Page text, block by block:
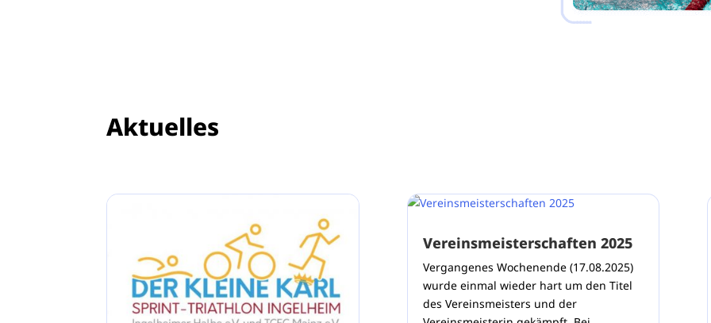
Aktuelles
Vereinsmeisterschaften 2025
Vergangenes Wochenende (17.08.2025)
wurde einmal wieder hart um den Titel
des Vereinsmeisters und der